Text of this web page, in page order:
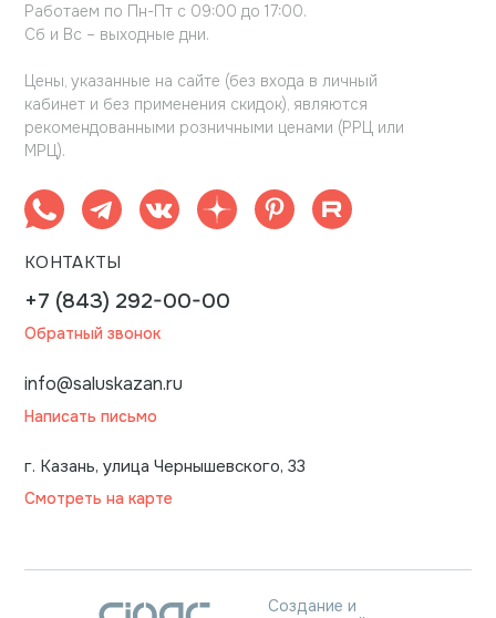
Работаем по Пн-Пт с 09:00 до 17:00.
Сб и Вс – выходные дни.
Цены, указанные на сайте (без входа в личный
кабинет и без применения скидок), являются
рекомендованными розничными ценами (РРЦ или
МРЦ).
КОНТАКТЫ
+7 (843) 292-00-00
Обратный звонок
info@saluskazan.ru
Написать письмо
г. Казань, улица Чернышевского, 33
Смотреть на карте
Создание и